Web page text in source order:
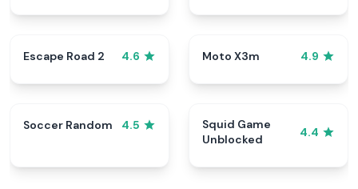
Escape Road 2 4.6 Moto X3m 4.9
Soccer Random 4.5
Squid Game
Unblocked
4.4